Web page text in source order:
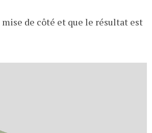
mise de côté et que le résultat est